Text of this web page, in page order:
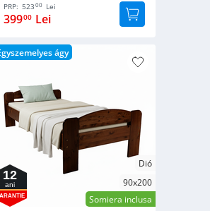
PRP: 52300 Lei
39900 Lei
ágy
Dió
90x200
Somiera inclusa
12
ani